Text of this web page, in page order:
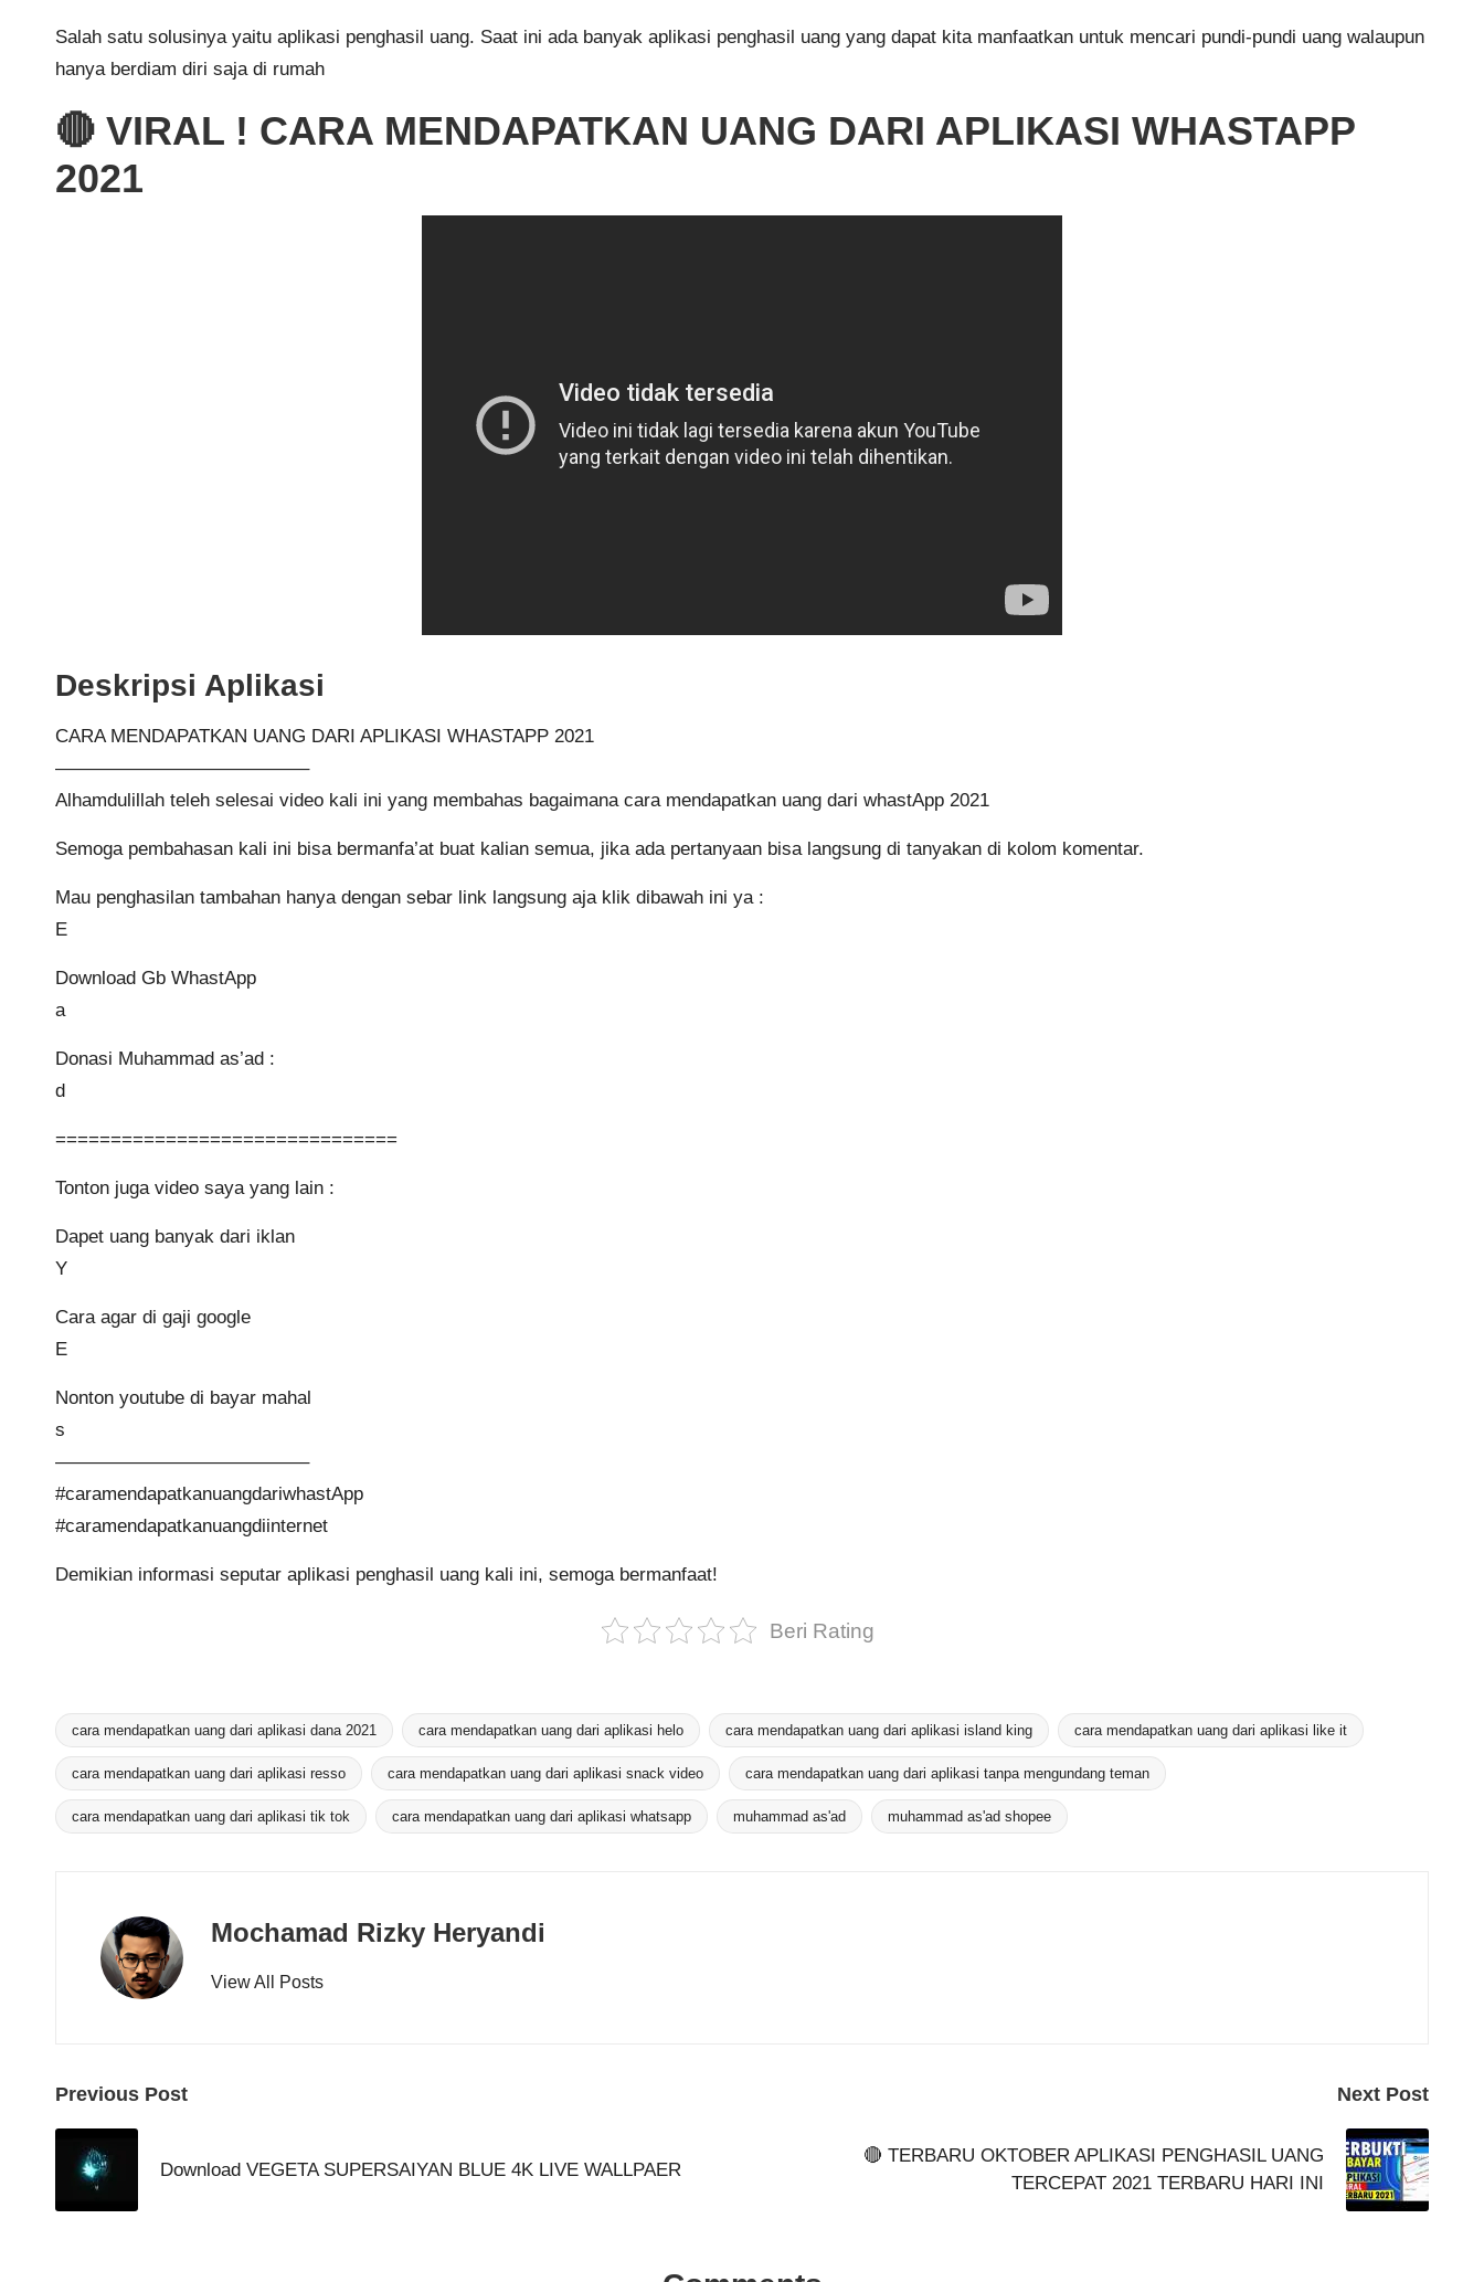
Salah satu solusinya yaitu aplikasi penghasil uang. Saat ini ada banyak aplikasi penghasil uang yang dapat kita manfaatkan untuk mencari pundi-pundi uang walaupun
hanya berdiam diri saja di rumah
🔴 VIRAL ! CARA MENDAPATKAN UANG DARI APLIKASI WHASTAPP
2021
Deskripsi Aplikasi
CARA MENDAPATKAN UANG DARI APLIKASI WHASTAPP 2021
—————————————–
Alhamdulillah teleh selesai video kali ini yang membahas bagaimana cara mendapatkan uang dari whastApp 2021
Semoga pembahasan kali ini bisa bermanfa’at buat kalian semua, jika ada pertanyaan bisa langsung di tanyakan di kolom komentar.
Mau penghasilan tambahan hanya dengan sebar link langsung aja klik dibawah ini ya :
E
Download Gb WhastApp
a
Donasi Muhammad as’ad :
d
===============================
Tonton juga video saya yang lain :
Dapet uang banyak dari iklan
Y
Cara agar di gaji google
E
Nonton youtube di bayar mahal
s
—————————————–
#caramendapatkanuangdariwhastApp
#caramendapatkanuangdiinternet
Demikian informasi seputar aplikasi penghasil uang kali ini, semoga bermanfaat!
Beri Rating
Tags:
cara mendapatkan uang dari aplikasi dana 2021 cara mendapatkan uang dari aplikasi helo cara mendapatkan uang dari aplikasi island king cara mendapatkan uang dari aplikasi like it
cara mendapatkan uang dari aplikasi resso cara mendapatkan uang dari aplikasi snack video cara mendapatkan uang dari aplikasi tanpa mengundang teman
cara mendapatkan uang dari aplikasi tik tok cara mendapatkan uang dari aplikasi whatsapp muhammad as'ad muhammad as'ad shopee
Mochamad Rizky Heryandi
View All Posts
Post
navigation
Previous Post
Download VEGETA SUPERSAIYAN BLUE 4K LIVE WALLPAER
Next Post
🔴 TERBARU OKTOBER APLIKASI PENGHASIL UANG
TERCEPAT 2021 TERBARU HARI INI